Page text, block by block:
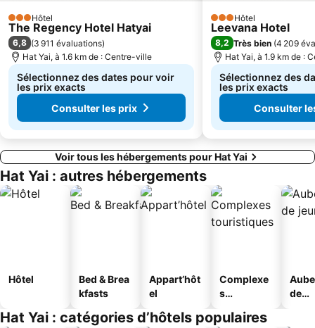
3 Étoiles
Hôtel
The Regency Hotel Hatyai
6,8 (3 911 évaluations)
Hat Yai, à 1.6 km de : Centre-ville
Sélectionnez des dates pour voir
les prix exacts
Consulter les prix
3 Étoiles
Hôtel
Leevana Hotel
8,2 Très bien (4 209
Hat Yai, à 1.9 km de :
Sélectionnez des
les prix exacts
Consulter
Voir tous les hébergements pour Hat Yai
Hat Yai : autres hébergements
Hôtel
Bed & Brea
kfasts
Appart’hôt
el
Complexe
s
s
de
Hat Yai : catégories d’hôtels populaires